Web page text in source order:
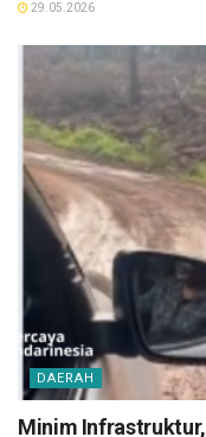
29.05.2026
DAERAH
Minim Infrastruktur,